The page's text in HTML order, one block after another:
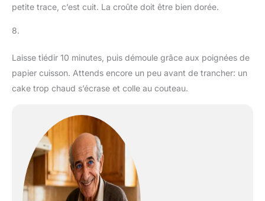
petite trace, c’est cuit. La croûte doit être bien dorée.
8.
Laisse tiédir 10 minutes, puis démoule grâce aux poignées de
papier cuisson. Attends encore un peu avant de trancher: un
cake trop chaud s’écrase et colle au couteau.